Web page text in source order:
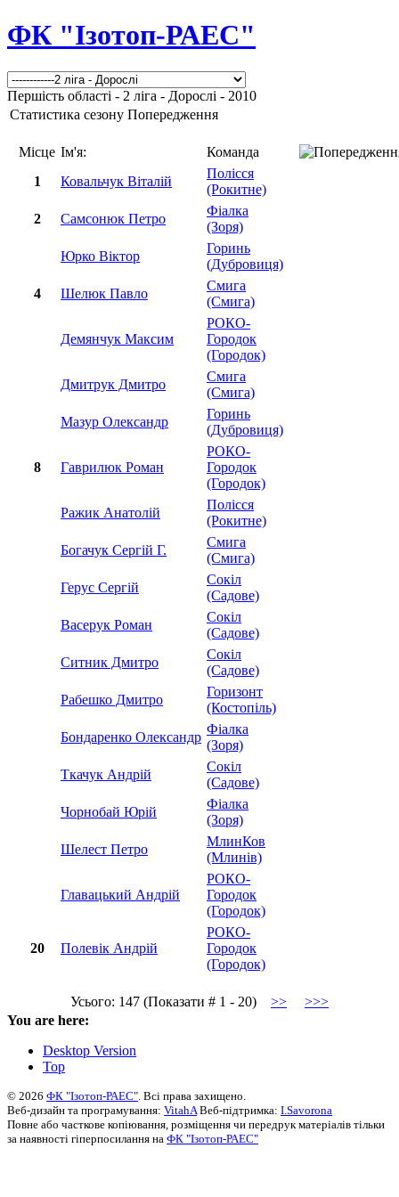
ФК "Ізотоп-РАЕС"
Першість області - 2 ліга - Дорослі - 2010
Статистика сезону Попередження
Місце Ім'я:
Команда
1
Ковальчук Віталій
Полісся
(Рокитне)
2
Самсонюк Петро
Фіалка
(Зоря)
Юрко Віктор
Горинь
(Дубровиця)
4
Шелюк Павло
Смига
(Смига)
Демянчук Максим
РОКО-
Городок
(Городок)
Дмитрук Дмитро
Смига
(Смига)
Мазур Олександр
Горинь
(Дубровиця)
8 Гаврилюк Роман
РОКО-
Городок
(Городок)
Ражик Анатолій
Полісся
(Рокитне)
Богачук Сергій Г.
Смига
(Смига)
Герус Сергій
Сокіл
(Садове)
Васерук Роман
Сокіл
(Садове)
Ситник Дмитро
Сокіл
(Садове)
Рабешко Дмитро
Горизонт
(Костопіль)
Бондаренко Олександр
Фіалка
(Зоря)
Ткачук Андрій
Сокіл
(Садове)
Чорнобай Юрій
Фіалка
(Зоря)
Шелест Петро
МлинКов
(Млинів)
Главацький Андрій
РОКО-
Городок
(Городок)
20 Полевік Андрій
РОКО-
Городок
(Городок)
Усього: 147 (Показати # 1 - 20) >>
>>>
You are here:
Desktop Version
Top
© 2026 ФК "Ізотоп-РАЕС" . Всі права захищено.
Веб-дизайн та програмування: VitahA Веб-підтримка: I.Savorona
Повне або часткове копіювання, розміщення чи передрук матеріалів тільки
за наявності гіперпосилання на ФК "Ізотоп-РАЕС"